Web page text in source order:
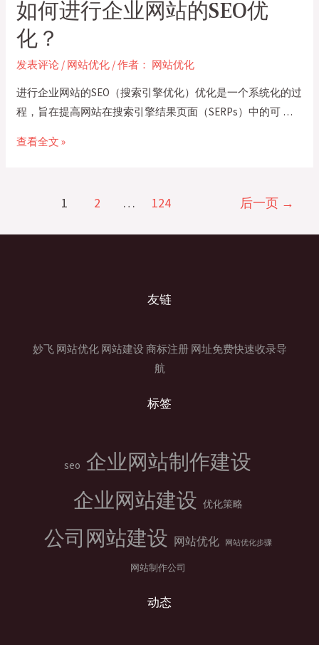
高
企
业
网
站
的
化
如何进行企业网站的SEO优
化？
发表评论 / 网站优化 / 作者： 网站优化
进行企业网站的SEO（搜索引擎优化）优化是一个系统化的过
程，旨在提高网站在搜索引擎结果页面（SERPs）中的可 …
如
业
化？
查看全文 »
分
1 2 … 124 后一页 →
友链
妙飞 网站优化 网站建设 商标注册 网址免费快速收录导
航
标签
seo 企业网站制作建设
企业网站建设 优化策略
公司网站建设 网站优化 网站优化步骤
网站制作公司
动态